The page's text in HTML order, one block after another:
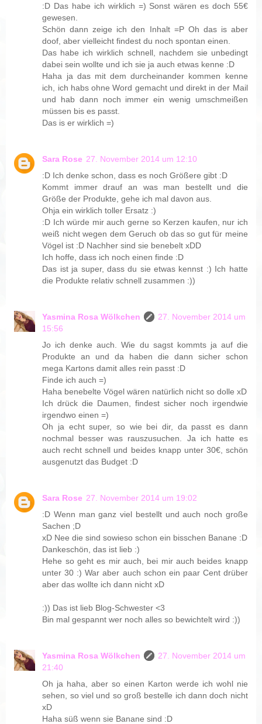
:D Das habe ich wirklich =) Sonst wären es doch 55€
gewesen.
Schön dann zeige ich den Inhalt =P Oh das is aber
doof, aber vielleicht findest du noch spontan einen.
Das habe ich wirklich schnell, nachdem sie unbedingt
dabei sein wollte und ich sie ja auch etwas kenne :D
Haha ja das mit dem durcheinander kommen kenne
ich, ich habs ohne Word gemacht und direkt in der Mail
und hab dann noch immer ein wenig umschmeißen
müssen bis es passt.
Das is er wirklich =)
Sara Rose 27. November 2014 um 12:10
:D Ich denke schon, dass es noch Größere gibt :D
Kommt immer drauf an was man bestellt und die
Größe der Produkte, gehe ich mal davon aus.
Ohja ein wirklich toller Ersatz :)
:D Ich würde mir auch gerne so Kerzen kaufen, nur ich
weiß nicht wegen dem Geruch ob das so gut für meine
Vögel ist :D Nachher sind sie benebelt xDD
Ich hoffe, dass ich noch einen finde :D
Das ist ja super, dass du sie etwas kennst :) Ich hatte
die Produkte relativ schnell zusammen :))
Yasmina Rosa Wölkchen
27. November 2014 um
15:56
Jo ich denke auch. Wie du sagst kommts ja auf die
Produkte an und da haben die dann sicher schon
mega Kartons damit alles rein passt :D
Finde ich auch =)
Haha benebelte Vögel wären natürlich nicht so dolle xD
Ich drück die Daumen, findest sicher noch irgendwie
irgendwo einen =)
Oh ja echt super, so wie bei dir, da passt es dann
nochmal besser was rauszusuchen. Ja ich hatte es
auch recht schnell und beides knapp unter 30€, schön
ausgenutzt das Budget :D
Sara Rose 27. November 2014 um 19:02
:D Wenn man ganz viel bestellt und auch noch große
Sachen ;D
xD Nee die sind sowieso schon ein bisschen Banane :D
Dankeschön, das ist lieb :)
Hehe so geht es mir auch, bei mir auch beides knapp
unter 30 :) War aber auch schon ein paar Cent drüber
aber das wollte ich dann nicht xD
:)) Das ist lieb Blog-Schwester <3
Bin mal gespannt wer noch alles so bewichtelt wird :))
Yasmina Rosa Wölkchen
27. November 2014 um
21:40
Oh ja haha, aber so einen Karton werde ich wohl nie
sehen, so viel und so groß bestelle ich dann doch nicht
xD
Haha süß wenn sie Banane sind :D